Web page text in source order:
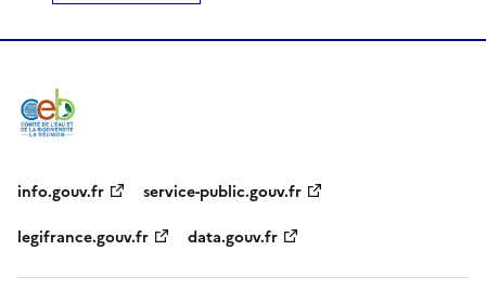
info.gouv.fr
service-public.gouv.fr
legifrance.gouv.fr
data.gouv.fr